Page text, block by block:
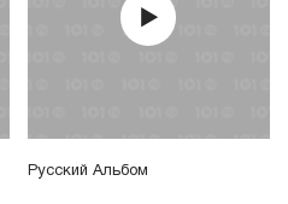
Русский Альбом